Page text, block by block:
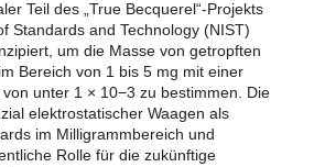
Teil des „True Becquerel“-Projekts
Standards and Technology (NIST)
um die Masse von getropften
Bereich von 1 bis 5 mg mit einer
unter 1 × 10−3 zu bestimmen. Die
elektrostatischer Waagen als
im Milligrammbereich und
Rolle für die zukünftige